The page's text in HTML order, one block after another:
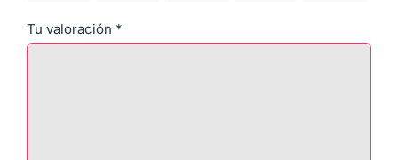
Tu valoración *